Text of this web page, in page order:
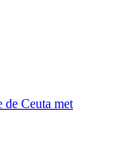
de Ceuta met